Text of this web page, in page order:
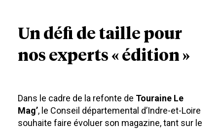
Un défi de taille pour
nos experts « édition »
Dans le cadre de la refonte de Touraine Le
Mag’, le Conseil départemental d’Indre-et-Loire
souhaite faire évoluer son magazine, tant sur le